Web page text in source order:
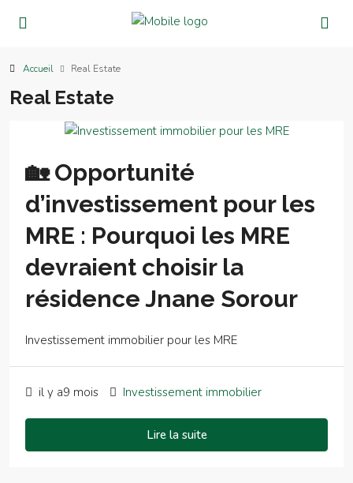
Accueil Real Estate
Real Estate
🏡 Opportunité
d’investissement pour les
MRE : Pourquoi les MRE
devraient choisir la
résidence Jnane Sorour
Investissement immobilier pour les MRE
il y a9 mois Investissement immobilier
Lire la suite